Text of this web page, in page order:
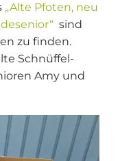
„Alte Pfoten, neu
sind
zu finden.
Schnüffel-
Amy und